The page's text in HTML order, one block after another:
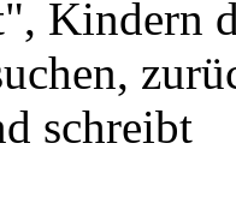
Kindern
schreibt